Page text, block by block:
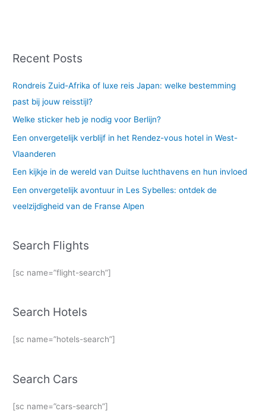
Recent Posts
Rondreis Zuid-Afrika of luxe reis Japan: welke bestemming
past bij jouw reisstijl?
Welke sticker heb je nodig voor Berlijn?
Een onvergetelijk verblijf in het Rendez-vous hotel in West-
Vlaanderen
Een kijkje in de wereld van Duitse luchthavens en hun invloed
Een onvergetelijk avontuur in Les Sybelles: ontdek de
veelzijdigheid van de Franse Alpen
Search Flights
[sc name=”flight-search”]
Search Hotels
[sc name=”hotels-search”]
Search Cars
[sc name=”cars-search”]